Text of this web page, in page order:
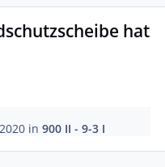
hat
in900 II - 9-3 I